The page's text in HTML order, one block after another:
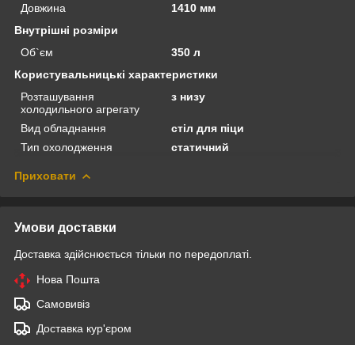
Довжина
1410 мм
Внутрішні розміри
Об`єм
350 л
Користувальницькі характеристики
Розташування
холодильного агрегату
з низу
Вид обладнання
стіл для піци
Тип охолодження
статичний
Приховати
Умови доставки
Доставка здійснюється тільки по передоплаті.
Нова Пошта
Самовивіз
Доставка кур'єром